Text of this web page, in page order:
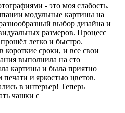
- это моя слабость.
модульные картины на
выбор дизайна и
размеров. Процесс
легко и быстро.
короткие сроки, и все свои
выполнила на сто
картины и была приятно
печати и яркостью цветов.
в интерьер! Теперь
чашки с